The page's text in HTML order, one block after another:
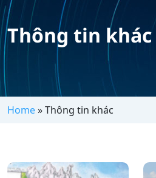
Thông tin khác
Home»Thông tin khác